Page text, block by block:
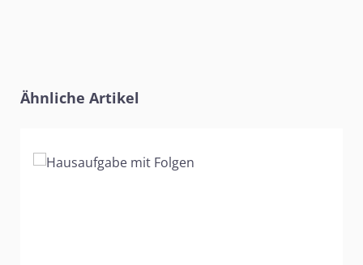
Produktgalerie überspringen
Ähnliche Artikel